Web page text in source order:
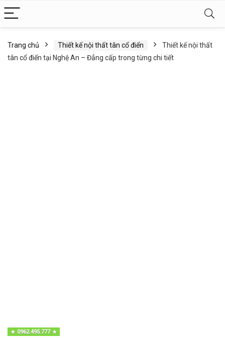
Trang chủ Thiết kế nội thất tân cổ điển
Thiết kế nội thất
tân cổ điển tại Nghệ An – Đẳng cấp trong từng chi tiết
0962.495.777